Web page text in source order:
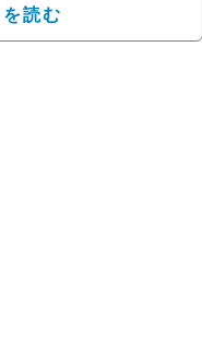
ドピアノが届
読む